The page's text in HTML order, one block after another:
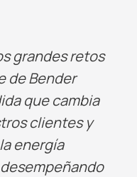
grandes retos
de Bender
que cambia
clientes y
energía